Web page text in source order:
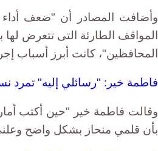
وأضافت المصادر أن "ضعف
المواقف الطارئة التى تتعرض
المحافظين"، كانت أبرز أسباب
فاطمة خير: "رسائلي إليه" تمرد
وقالت فاطمة خير "حين أكتب
بأن قلمي منحاز بشكل واضح